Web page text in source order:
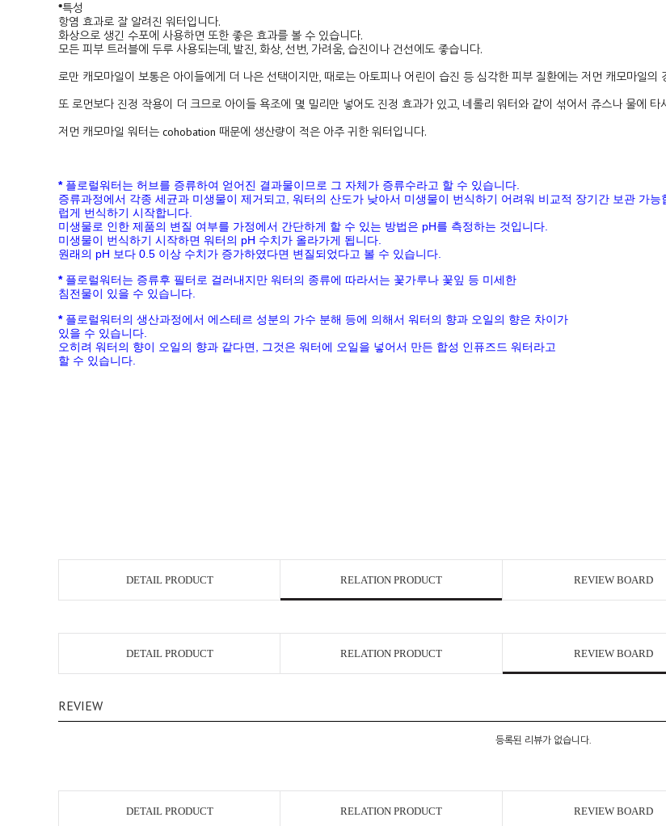
*특성
항염 효과로 잘 알려진 워터입니다.
화상으로 생긴 수포에 사용하면 또한 좋은 효과를 볼 수 있습니다.
모든 피부 트러블에 두루 사용되는데, 발진, 화상, 선번, 가려움, 습진이나 건선에도 좋습니다.
로만 캐모마일이 보통은 아이들에게 더 나은 선택이지만, 때로는 아토피나 어린이 습진 등 심각한 피부 질환에는 저먼 캐모마일의
또 로먼보다 진정 작용이 더 크므로 아이들 욕조에 몇 밀리만 넣어도 진정 효과가 있고, 네롤리 워터와 같이 섞어서 쥬스나 물에 타
저먼 캐모마일 워터는 cohobation 때문에 생산량이 적은 아주 귀한 워터입니다.
* 플로럴워터는 허브를 증류하여 얻어진 결과물이므로 그 자체가 증류수라고 할 수 있습니다
증류과정에서 각종 세균과 미생물이 제거되고, 워터의 산도가 낮아서 미생물이 번식하기 어려워 비교적 장기간 보관 가능
럽게 번식하기 시작합니다
미생물로 인한 제품의 변질 여부를 가정에서 간단하게 할 수 있는 방법은 pH를 측정하는 것입니다
미생물이 번식하기 시작하면 워터의 pH 수치가 올라가게 됩니다
원래의 pH 보다 0.5 이상 수치가 증가하였다면 변질되었다고 볼 수 있습니다
* 플로럴워터는 증류후 필터로 걸러내지만 워터의 종류에 따라서는 꽃가루나 꽃잎 등 미세한
침전물이 있을 수 있습니다
* 플로럴워터의 생산과정에서 에스테르 성분의 가수 분해 등에 의해서 워터의 향과 오일의 향은 차이가
있을 수 있습니다
오히려 워터의 향이 오일의 향과 같다면
그것은 워터에 오일을 넣어서 만든 합성 인퓨즈드 워터라고
할 수 있습니다
DETAIL PRODUCT RELATION PRODUCT REVIEW BOARD
DETAIL PRODUCT RELATION PRODUCT REVIEW BOARD
REVIEW
등록된 리뷰가 없습니다.
DETAIL PRODUCT RELATION PRODUCT REVIEW BOARD